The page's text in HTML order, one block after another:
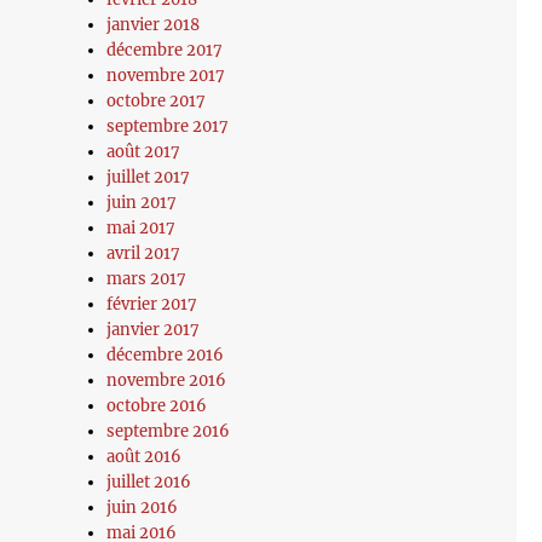
janvier 2018
décembre 2017
novembre 2017
octobre 2017
septembre 2017
août 2017
juillet 2017
juin 2017
mai 2017
avril 2017
mars 2017
février 2017
janvier 2017
décembre 2016
novembre 2016
octobre 2016
septembre 2016
août 2016
juillet 2016
juin 2016
mai 2016